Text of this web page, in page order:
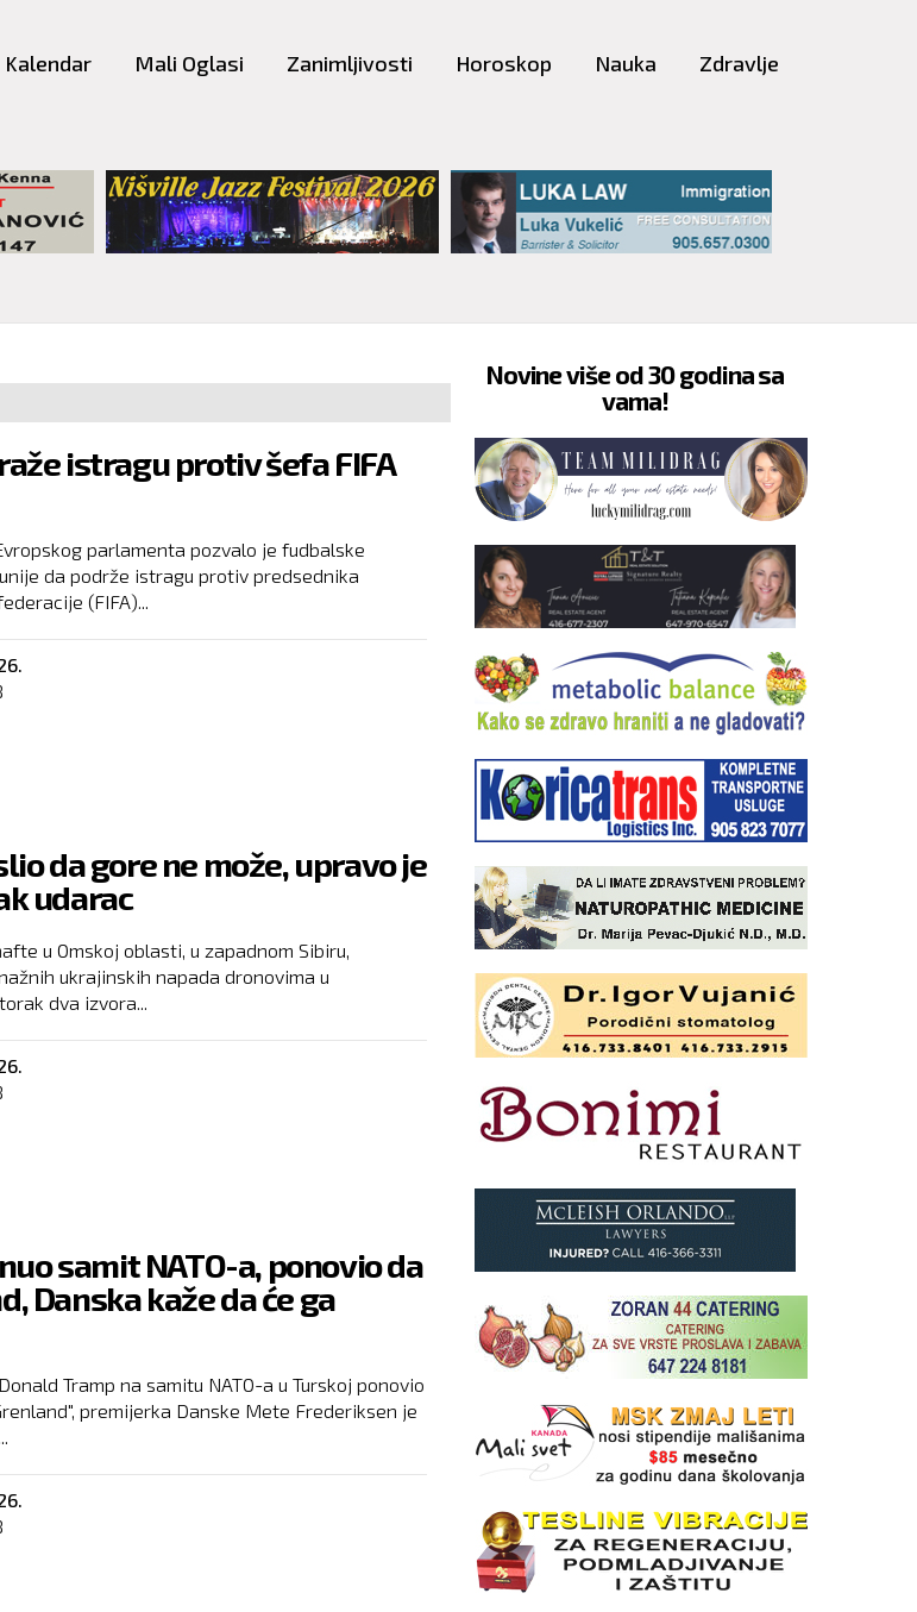
content
Kalendar Mali Oglasi Zanimljivosti Horoskop Nauka Zdravlje
istragu protiv šefa FIFA
parlamenta pozvalo je fudbalske
da podrže istragu protiv predsednika
(FIFA)...
da gore ne može, upravo je
udarac
u Omskoj oblasti, u zapadnom Sibiru,
ukrajinskih napada dronovima u
dva izvora...
samit NATO-a, ponovio da
Danska kaže da će ga
Tramp na samitu NATO-a u Turskoj ponovio
premijerka Danske Mete Frederiksen je
Novine više od 30 godina sa
vama!